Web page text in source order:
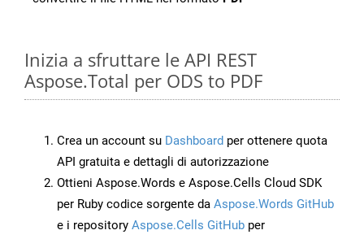
Inizia a sfruttare le API REST
Aspose.Total per ODS to PDF
Crea un account su Dashboard per ottenere quota
API gratuita e dettagli di autorizzazione
Ottieni Aspose.Words e Aspose.Cells Cloud SDK
per Ruby codice sorgente da Aspose.Words GitHub
e i repository Aspose.Cells GitHub per